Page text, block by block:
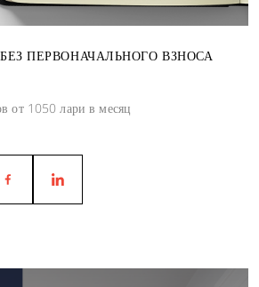
ПЕРВОНАЧАЛЬНОГО ВЗНОСА
от 1050 лари в месяц